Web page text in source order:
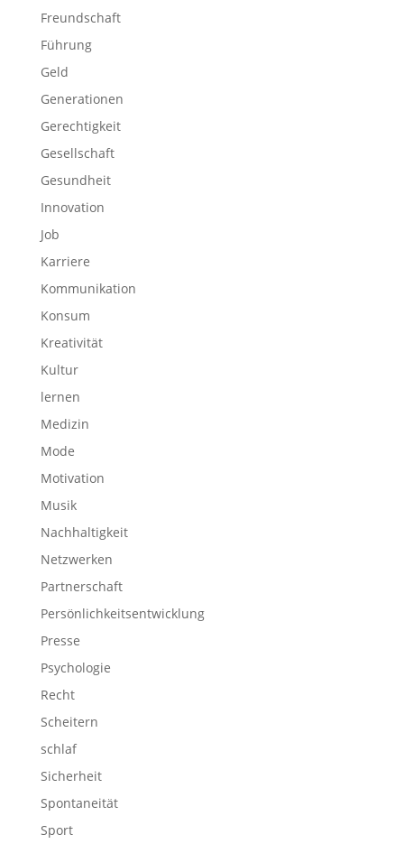
Freundschaft
Führung
Geld
Generationen
Gerechtigkeit
Gesellschaft
Gesundheit
Innovation
Job
Karriere
Kommunikation
Konsum
Kreativität
Kultur
lernen
Medizin
Mode
Motivation
Musik
Nachhaltigkeit
Netzwerken
Partnerschaft
Persönlichkeitsentwicklung
Presse
Psychologie
Recht
Scheitern
schlaf
Sicherheit
Spontaneität
Sport